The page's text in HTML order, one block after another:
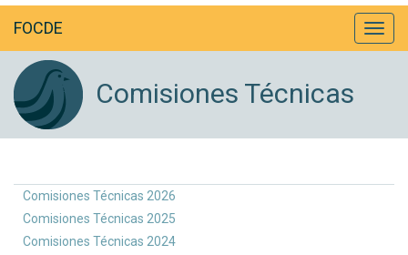
FOCDE
Comisiones Técnicas
Comisiones Técnicas 2026
Comisiones Técnicas 2025
Comisiones Técnicas 2024